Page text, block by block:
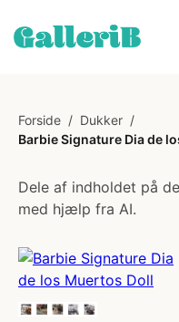
Forside / Dukker /
Barbie Signature Dia de
Dele af indholdet på
med hjælp fra AI.